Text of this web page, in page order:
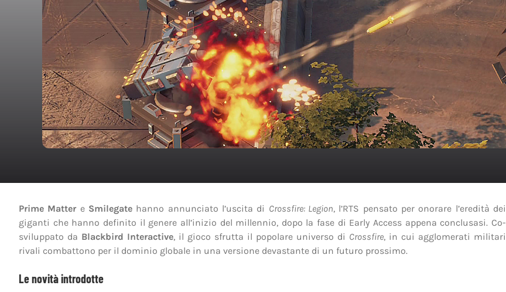
Prime Matter e Smilegate hanno annunciato l’uscita di Crossfire: Legion, l’RTS pensato per onorare l’eredità dei
giganti che hanno definito il genere all’inizio del millennio, dopo la fase di Early Access appena conclusasi. Co-
sviluppato da Blackbird Interactive, il gioco sfrutta il popolare universo di Crossfire, in cui agglomerati militari
rivali combattono per il dominio globale in una versione devastante di un futuro prossimo.
Le novità introdotte